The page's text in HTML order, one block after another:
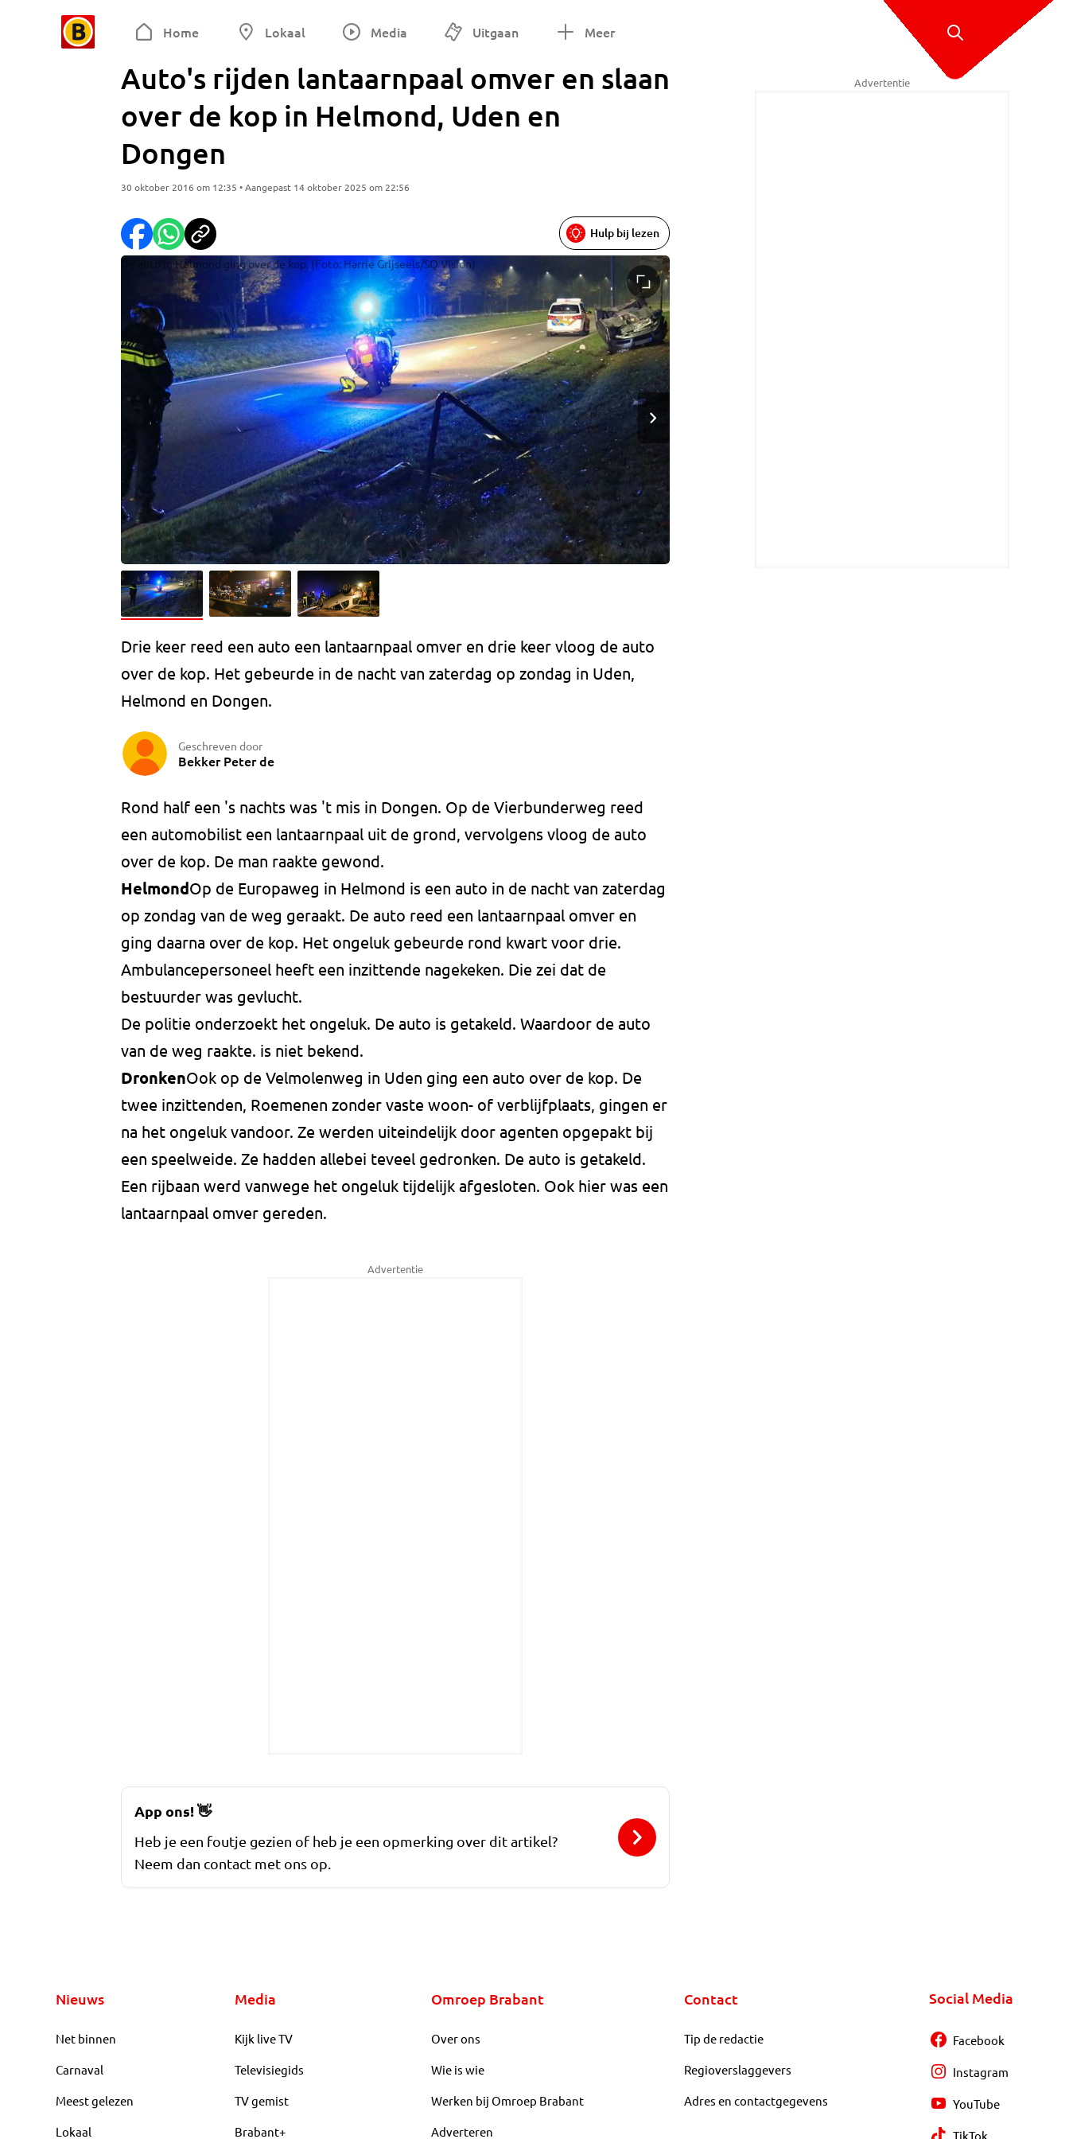
Home Lokaal Media Uitgaan Meer
Auto's rijden lantaarnpaal omver en slaan
over de kop in Helmond, Uden en
Dongen
30 oktober 2016 om 12:35 • Aangepast 14 oktober 2025 om 22:56
De auto in Helmond ging over de kop. (Foto: Harrie Grijseels/SQ Vision)
Hulp bij lezen
Drie keer reed een auto een lantaarnpaal omver en drie keer vloog de auto
over de kop. Het gebeurde in de nacht van zaterdag op zondag in Uden,
Helmond en Dongen.
Geschreven door
Bekker Peter de
Rond half een 's nachts was 't mis in Dongen. Op de Vierbunderweg reed
een automobilist een lantaarnpaal uit de grond, vervolgens vloog de auto
over de kop. De man raakte gewond.
HelmondOp de Europaweg in Helmond is een auto in de nacht van zaterdag
op zondag van de weg geraakt. De auto reed een lantaarnpaal omver en
ging daarna over de kop. Het ongeluk gebeurde rond kwart voor drie.
Ambulancepersoneel heeft een inzittende nagekeken. Die zei dat de
bestuurder was gevlucht.
De politie onderzoekt het ongeluk. De auto is getakeld. Waardoor de auto
van de weg raakte. is niet bekend.
DronkenOok op de Velmolenweg in Uden ging een auto over de kop. De
twee inzittenden, Roemenen zonder vaste woon- of verblijfplaats, gingen er
na het ongeluk vandoor. Ze werden uiteindelijk door agenten opgepakt bij
een speelweide. Ze hadden allebei teveel gedronken. De auto is getakeld.
Een rijbaan werd vanwege het ongeluk tijdelijk afgesloten. Ook hier was een
lantaarnpaal omver gereden.
Advertentie
Advertentie
App ons!👋
Heb je een foutje gezien of heb je een opmerking over dit artikel?
Neem dan contact met ons op.
Nieuws
Net binnen
Carnaval
Meest gelezen
Lokaal
Media
Kijk live TV
Televisiegids
TV gemist
Brabant+
Omroep Brabant
Over ons
Wie is wie
Werken bij Omroep Brabant
Adverteren
Contact
Tip de redactie
Regioverslaggevers
Adres en contactgegevens
Social Media
Facebook
Instagram
YouTube
TikTok